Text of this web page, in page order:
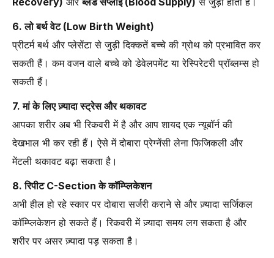
6. लो बर्थ वेट (Low Birth Weight)
प्रीटर्म बर्थ और प्लेसेंटा से जुड़ी दिक्कतें बच्चे की ग्रोथ को प्रभावित कर
सकती हैं। कम वजन वाले बच्चे को डेवेलपमेंट या रेस्पिरेटरी प्रॉब्लम्स हो
सकती हैं।
7. मां के लिए ज़्यादा स्ट्रेस और थकावट
आपका शरीर अब भी रिकवरी में है और आप शायद एक न्यूबॉर्न की
देखभाल भी कर रही हैं। ऐसे में दोबारा प्रेग्नेंसी लेना फिजिकली और
मेंटली थकावट बढ़ा सकता है।
8. रिपीट C-Section के कॉम्प्लिकेशन
अभी हील हो रहे स्कार पर दोबारा सर्जरी कराने से और ज़्यादा सर्जिकल
कॉम्प्लिकेशन हो सकते हैं। रिकवरी में ज़्यादा समय लग सकता है और
शरीर पर असर ज़्यादा पड़ सकता है।